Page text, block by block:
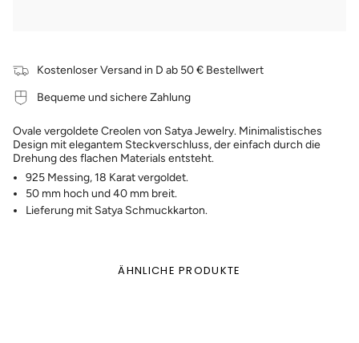
Kostenloser Versand in D ab 50 € Bestellwert
Bequeme und sichere Zahlung
Ovale vergoldete Creolen von Satya Jewelry. Minimalistisches
Design mit elegantem Steckverschluss, der einfach durch die
Drehung des flachen Materials entsteht.
925 Messing, 18 Karat vergoldet.
50 mm hoch und 40 mm breit.
Lieferung mit Satya Schmuckkarton.
ÄHNLICHE PRODUKTE